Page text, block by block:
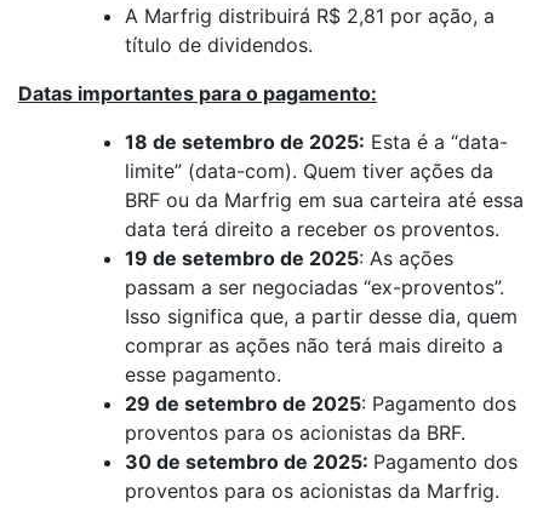
A Marfrig distribuirá R$ 2,81 por ação, a
título de dividendos.
Datas importantes para o pagamento:
18 de setembro de 2025: Esta é a “data-
limite” (data-com). Quem tiver ações da
BRF ou da Marfrig em sua carteira até essa
data terá direito a receber os proventos.
19 de setembro de 2025: As ações
passam a ser negociadas “ex-proventos”.
Isso significa que, a partir desse dia, quem
comprar as ações não terá mais direito a
esse pagamento.
29 de setembro de 2025: Pagamento dos
proventos para os acionistas da BRF.
30 de setembro de 2025: Pagamento dos
proventos para os acionistas da Marfrig.